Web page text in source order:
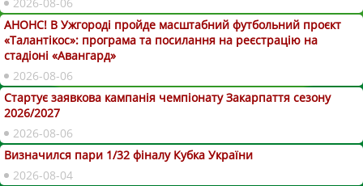
2026-08-06
АНОНС! В Ужгороді пройде масштабний футбольний проєкт
«Талантікос»: програма та посилання на реєстрацію на
стадіоні «Авангард»
2026-08-06
Стартує заявкова кампанія чемпіонату Закарпаття сезону
2026/2027
2026-08-06
Визначился пари 1/32 фіналу Кубка України
2026-08-04